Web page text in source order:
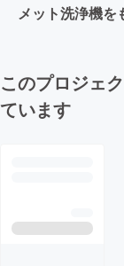
メット洗浄機を
このプロジェ
ています